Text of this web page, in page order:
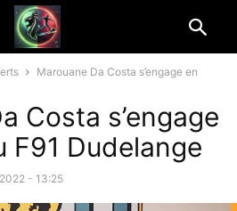
Marouane Da Costa s’engage en
Costa s’engage
F91 Dudelange
- 13:25